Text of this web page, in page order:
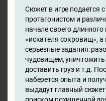
Сюжет в игре подается
протагонистом и
начале своего длинного
«искателя сокровищ»,
серьезные задания:
чудовищем, уничтожить
доставить груз и т.д.
наберется опыта и
выдадут главный